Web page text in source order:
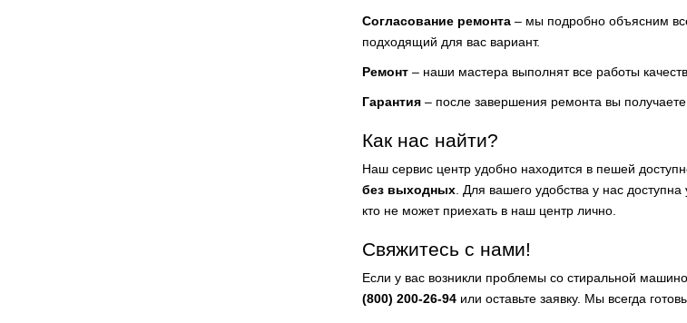
Согласование ремонта – мы подробно объясним
подходящий для вас вариант.
Ремонт – наши мастера выполнят все работы
Гарантия – после завершения ремонта вы
Как нас найти?
Наш сервис центр удобно находится в пешей
без выходных . Для вашего удобства у нас
кто не может приехать в наш центр лично.
Свяжитесь с нами!
Если у вас возникли проблемы со стиральной
(800) 200-26-94 или оставьте заявку. Мы всегда